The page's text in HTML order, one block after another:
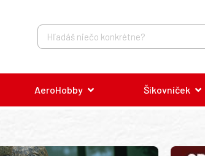
AeroHobby Šikovníček